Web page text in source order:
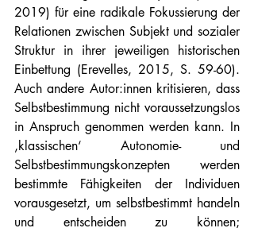
2019) für eine radikale Fokussierung der
Relationen zwischen Subjekt und sozialer
Struktur in ihrer jeweiligen historischen
Einbettung (Erevelles, 2015, S. 59-60).
Auch andere Autor:innen kritisieren, dass
Selbstbestimmung nicht voraussetzungslos
in Anspruch genommen werden kann. In
‚klassischen‘ Autonomie- und
Selbstbestimmungskonzepten werden
bestimmte Fähigkeiten der Individuen
vorausgesetzt, um selbstbestimmt handeln
und entscheiden zu können;